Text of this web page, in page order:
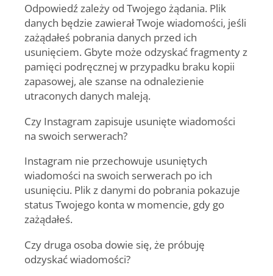
Odpowiedź zależy od Twojego żądania. Plik
danych będzie zawierał Twoje wiadomości, jeśli
zażądałeś pobrania danych przed ich
usunięciem. Gbyte może odzyskać fragmenty z
pamięci podręcznej w przypadku braku kopii
zapasowej, ale szanse na odnalezienie
utraconych danych maleją.
Czy Instagram zapisuje usunięte wiadomości
na swoich serwerach?
Instagram nie przechowuje usuniętych
wiadomości na swoich serwerach po ich
usunięciu. Plik z danymi do pobrania pokazuje
status Twojego konta w momencie, gdy go
zażądałeś.
Czy druga osoba dowie się, że próbuję
odzyskać wiadomości?